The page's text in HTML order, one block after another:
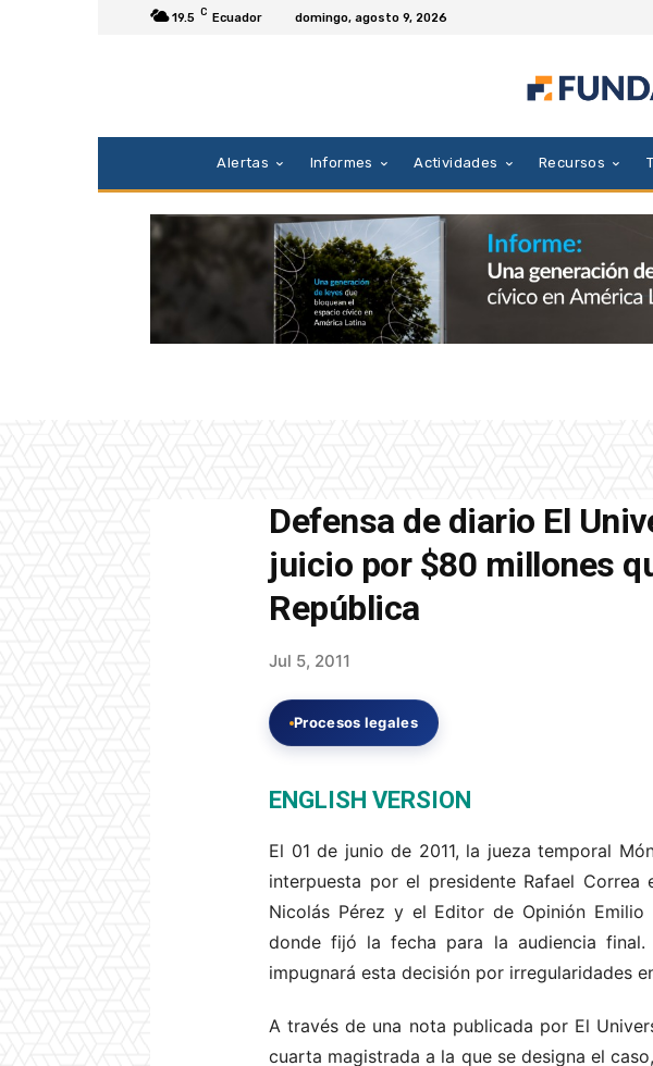
19.5 C Ecuador domingo, agosto 9, 2026
Alertas Informes Actividades Recursos
Defensa de diario El
juicio por $80 millones
República
Jul 5, 2011
Procesos legales
ENGLISH VERSION
El 01 de junio de 2011, la jueza temporal
interpuesta por el presidente Rafael
Nicolás Pérez y el Editor de Opinión
donde fijó la fecha para la audiencia
impugnará esta decisión por irregularidades
A través de una nota publicada por El
cuarta magistrada a la que se designa el